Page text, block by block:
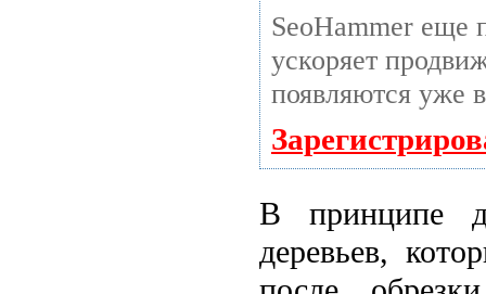
SeoHammer еще
ускоряет
появляются уже
В принципе
деревьев,